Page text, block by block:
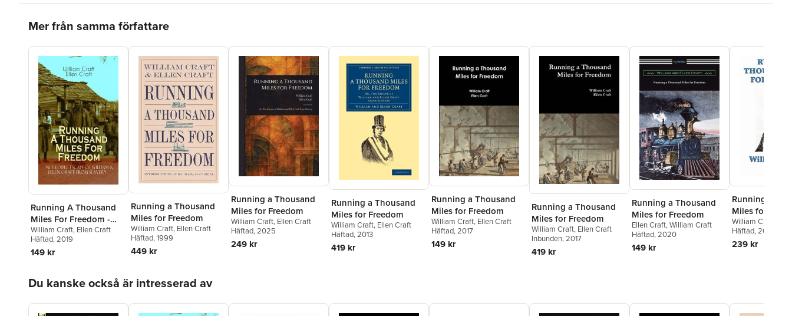
Mer från samma författare
Running A Thousand
Miles For Freedom -
Incredible Escape of
William & Ellen Craft
from Slavery
William Craft, Ellen Craft
Häftad, 2019
149 kr
Running a Thousand
Miles for Freedom
William Craft, Ellen Craft
Häftad, 1999
449 kr
Running a Thousand
Miles for Freedom
William Craft, Ellen Craft
Häftad, 2025
249 kr
Running a Thousand
Miles for Freedom
William Craft, Ellen Craft
Häftad, 2013
419 kr
Running a Thousand
Miles for Freedom
William Craft, Ellen Craft
Häftad, 2017
149 kr
Running a Thousand
Miles for Freedom
William Craft, Ellen Craft
Inbunden, 2017
419 kr
Running a Thousand
Miles for Freedom
Ellen Craft,William Craft
Häftad, 2020
149 kr
Running a
Miles for
William Craft
Häftad, 2012
239 kr
Du kanske också är intresserad av